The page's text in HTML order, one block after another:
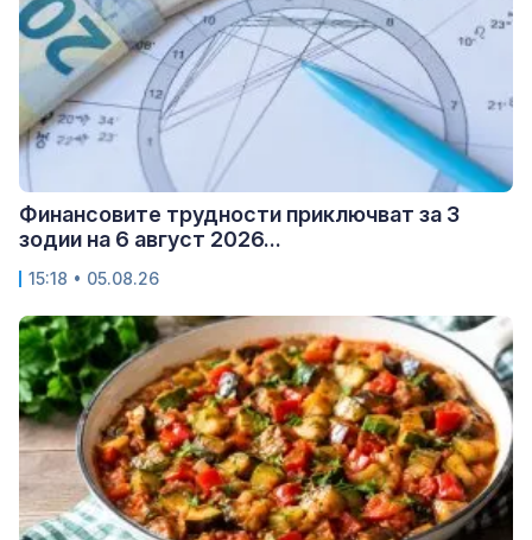
Финансовите трудности приключват за 3
зодии на 6 август 2026...
15:18 • 05.08.26